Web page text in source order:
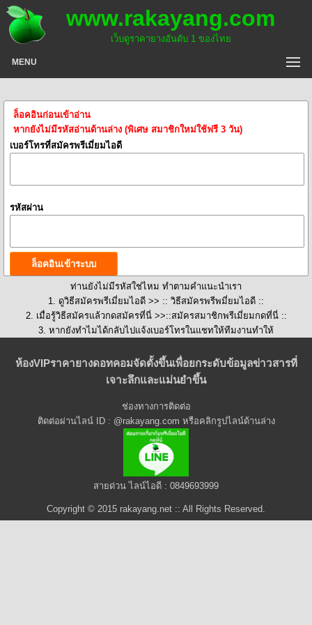
www.rakayang.com
เว็บดูราคายางอันดับ 1 ของไทย
MENU
ล็อคอินก่อนเข้าอ่าน
หากยังไม่มีรหัสอ่านด้านล่าง (พิเศษ สมาชิกใหม่ใช้ฟรี 3 วัน)
เบอร์โทรที่สมัครพรีเมี่ยมไอดี
รหัสผ่าน
ท่านยังไม่มีรหัสใช่ไหม ทำตามคำแนะนำเรา
1. ดูวิธีสมัครพรีเมี่ยมไอดี >> :: วิธีสมัครพรีพมี่ยมไอดี ::
2. เมื่อรู้วิธีสมัครแล้วกดสมัครที่นี่ >>::สมัครสมาชิกพรีเมี่ยมกดที่นี่ ::
3. หากยังทำไมได้กลับไปแจ้งเบอร์โทรในแชทให้ทีมงานทำให้
ห้องVIPราคายางดอทคอมจัดตั้งขึ้นเพื่อยกระดับข้อมูลข่าวสารที่
เจาะลึกและแม่นยำขึ้น
ช่องทางการติดต่อ
ติดต่อผ่านไลน์ ID : @rakayang.com หรือคลิกรูปไลน์ด้านล่าง
สายด่วน ไลน์ไอดี : 0849693999
Copyright © 2015 rakayang.net :: All Rights Reserved.